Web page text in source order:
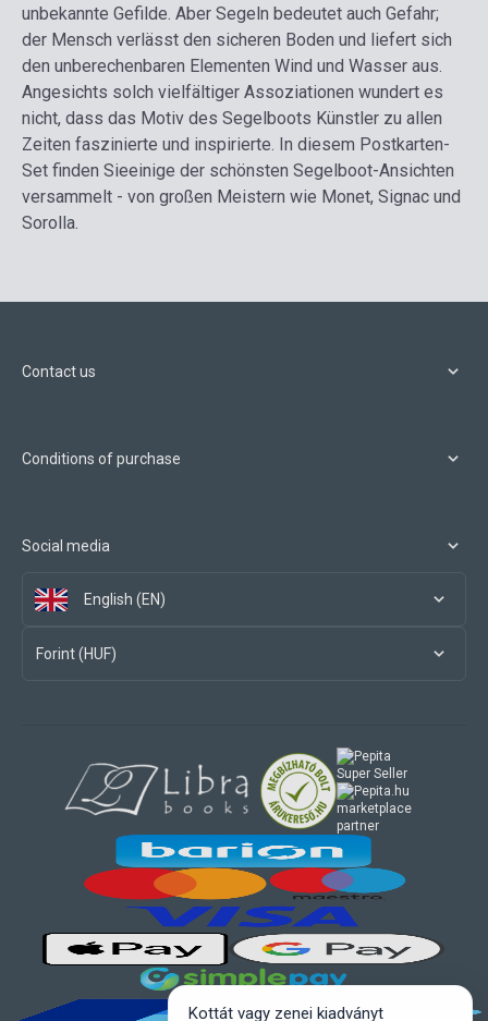
unbekannte Gefilde. Aber Segeln bedeutet auch Gefahr;
der Mensch verlässt den sicheren Boden und liefert sich
den unberechenbaren Elementen Wind und Wasser aus.
Angesichts solch vielfältiger Assoziationen wundert es
nicht, dass das Motiv des Segelboots Künstler zu allen
Zeiten faszinierte und inspirierte. In diesem Postkarten-
Set finden Sieeinige der schönsten Segelboot-Ansichten
versammelt - von großen Meistern wie Monet, Signac und
Sorolla.
Contact us
Conditions of purchase
Social media
English (EN)
Forint (HUF)
marketplace
partner
Kottát vagy zenei kiadványt